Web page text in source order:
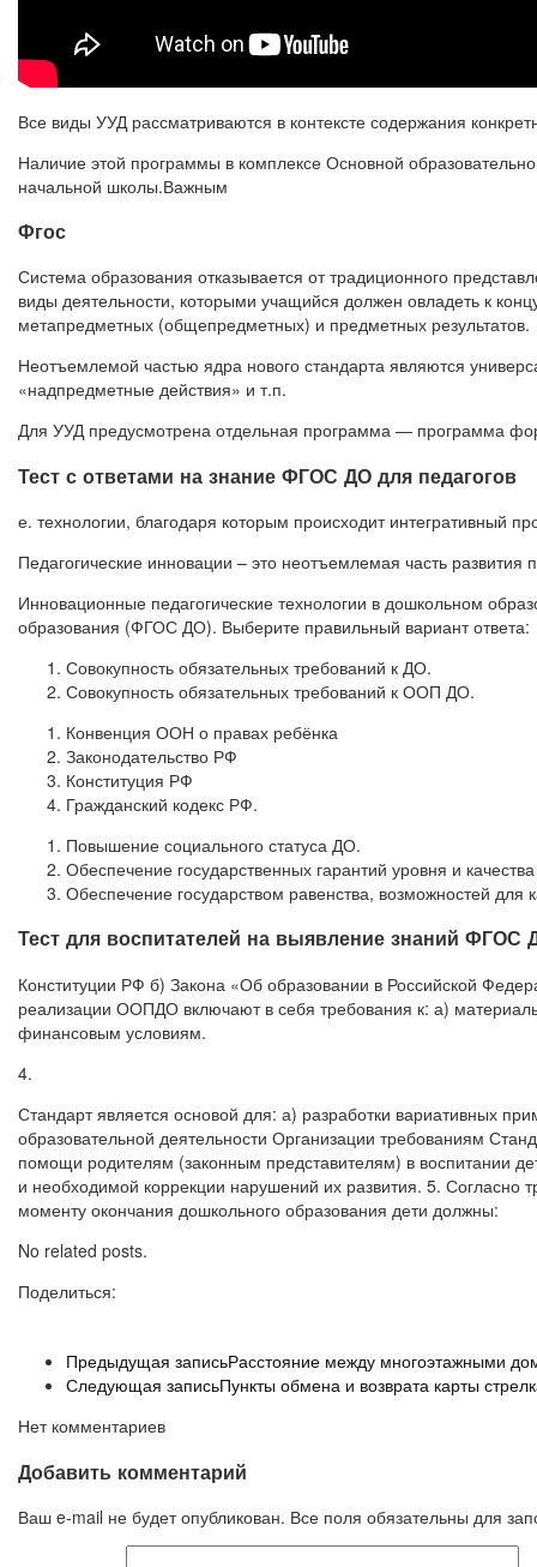
Все виды УУД рассматриваются в контексте содержания
Наличие этой программы в комплексе Основной
начальной школы.Важным
Фгос
Система образования отказывается от традиционного
виды деятельности, которыми учащийся должен овладеть к
метапредметных (общепредметных) и предметных результатов.
Неотъемлемой частью ядра нового стандарта являются
«надпредметные действия» и т.п.
Для УУД предусмотрена отдельная программа — программа
Тест с ответами на знание ФГОС ДО для педагогов
е. технологии, благодаря которым происходит интегративный
Педагогические инновации – это неотъемлемая часть
Инновационные педагогические технологии в дошкольном
образования (ФГОС ДО). Выберите правильный вариант ответа:
Совокупность обязательных требований к ДО.
Совокупность обязательных требований к ООП ДО.
Конвенция ООН о правах ребёнка
Законодательство РФ
Конституция РФ
Гражданский кодекс РФ.
Повышение социального статуса ДО.
Обеспечение государственных гарантий уровня и
Обеспечение государством равенства, возможностей для
Тест для воспитателей на выявление знаний ФГОС
Конституции РФ б) Закона «Об образовании в Российской
реализации ООПДО включают в себя требования к: а)
финансовым условиям.
4.
Стандарт является основой для: а) разработки вариативных
образовательной деятельности Организации требованиям
помощи родителям (законным представителям) в воспитании
и необходимой коррекции нарушений их развития. 5. Согласно
моменту окончания дошкольного образования дети должны:
No related posts.
Поделиться:
Предыдущая записьРасстояние между многоэтажными
Следующая записьПункты обмена и возврата карты
Нет комментариев
Добавить комментарий
Ваш e-mail не будет опубликован. Все поля обязательны для